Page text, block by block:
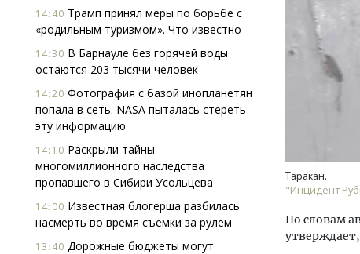
14:40 Трамп принял меры по борьбе с
«родильным туризмом». Что известно
14:30 В Барнауле без горячей воды
остаются 203 тысячи человек
14:20 Фотография с базой инопланетян
попала в сеть. NASA пыталась стереть
эту информацию
14:10 Раскрыли тайны
многомиллионного наследства
пропавшего в Сибири Усольцева
14:00 Известная блогерша разбилась
насмерть во время съемки за рулем
13:40 Дорожные бюджеты могут
Таракан.
"Инцидент
По словам
Смелость архитектурных идей.
Генеральный директор компании
ЗИАС — об эстетике городов,
трендах в фасадах и развитии рынка
СТРОИТЕЛЬСТВО